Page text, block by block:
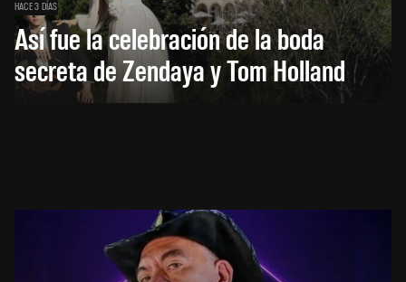
HACE 3 DÍAS
Así fue la celebración de la boda
secreta de Zendaya y Tom Holland